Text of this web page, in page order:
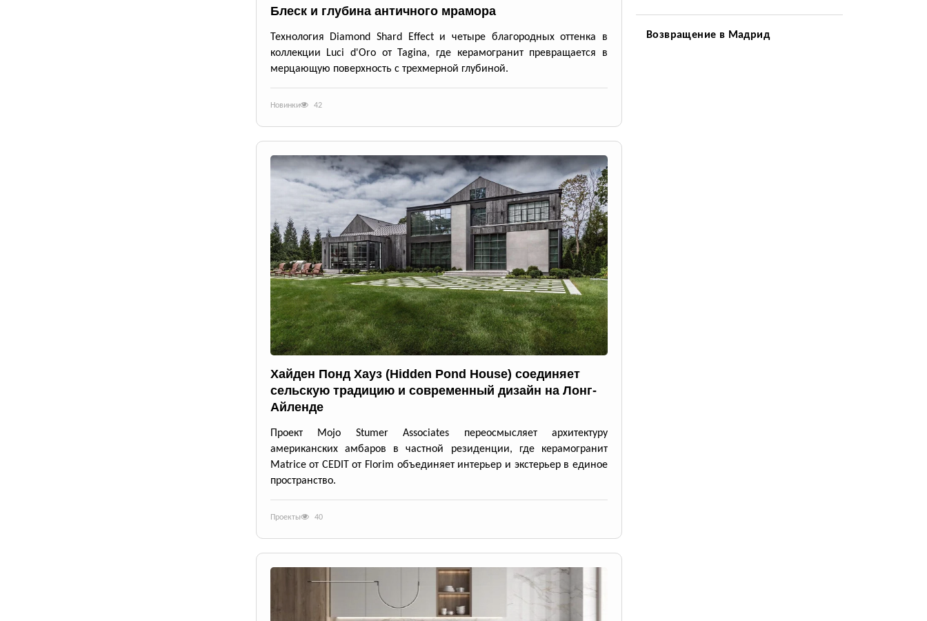
Блеск и глубина античного мрамора
Технология Diamond Shard Effect и четыре благородных оттенка в
коллекции Luci d'Oro от Tagina, где керамогранит превращается в
мерцающую поверхность с трехмерной глубиной.
Новинки 42
Хайден Понд Хауз (Hidden Pond House) соединяет
сельскую традицию и современный дизайн на Лонг-
Айленде
Проект Mojo Stumer Associates переосмысляет архитектуру
американских амбаров в частной резиденции, где керамогранит
Matrice от CEDIT от Florim объединяет интерьер и экстерьер в единое
пространство.
Проекты 40
Возвращение в Мадрид